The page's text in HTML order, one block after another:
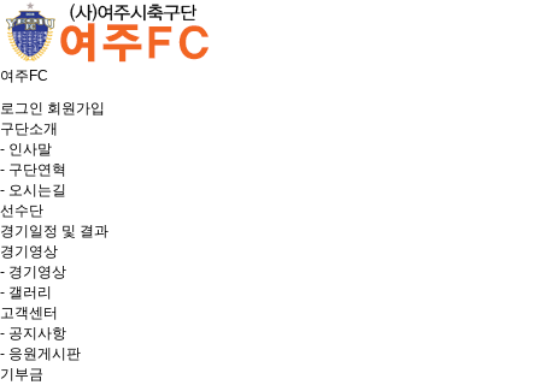
여주FC
로그인 회원가입
구단소개
- 인사말
- 구단연혁
- 오시는길
선수단
경기일정 및 결과
경기영상
- 경기영상
- 갤러리
고객센터
- 공지사항
- 응원게시판
기부금